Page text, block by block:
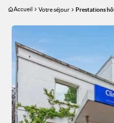
Aller
contenu
principal
Accueil Votre séjour Prestations